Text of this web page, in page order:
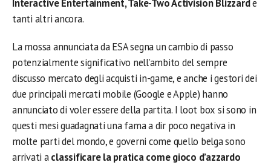
Interactive Entertainment, Take-Two Activision Blizzarde
tanti altri ancora.
La mossa annunciata da ESA segna un cambio di passo
potenzialmente significativo nell’ambito del sempre
discusso mercato degli acquisti in-game, e anche i gestori dei
due principali mercati mobile (Google e Apple) hanno
annunciato di voler essere della partita. I loot box si sono in
questi mesi guadagnati una fama a dir poco negativa in
molte parti del mondo, e governi come quello belga sono
arrivati aclassificare la pratica come gioco d’azzardo